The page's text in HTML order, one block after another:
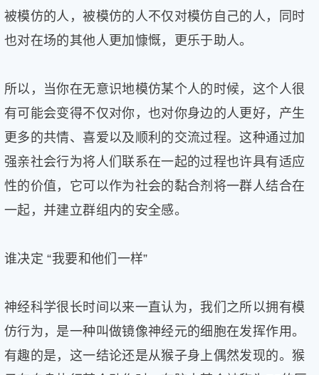
被模仿的人，被模仿的人不仅对模仿自己的人，同时
也对在场的其他人更加慷慨，更乐于助人。
所以，当你在无意识地模仿某个人的时候，这个人很
有可能会变得不仅对你，也对你身边的人更好，产生
更多的共情、喜爱以及顺利的交流过程。这种通过加
强亲社会行为将人们联系在一起的过程也许具有适应
性的价值，它可以作为社会的黏合剂将一群人结合在
一起，并建立群组内的安全感。
谁决定 “我要和他们一样”
神经科学很长时间以来一直认为，我们之所以拥有模
仿行为，是一种叫做镜像神经元的细胞在发挥作用。
有趣的是，这一结论还是从猴子身上偶然发现的。猴